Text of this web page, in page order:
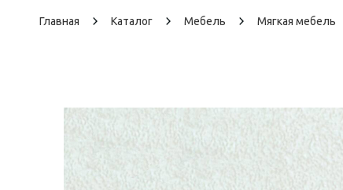
Главная Каталог Мебель Мягкая мебель